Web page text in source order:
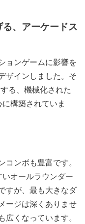
、アーケードス
ョンゲームに影響を
ザインしました。そ
る、機械化された
構築されていま
ンボも豊富です。
オールラウンダー
すが、最も大きなダ
ージは深くありませ
くなっています。